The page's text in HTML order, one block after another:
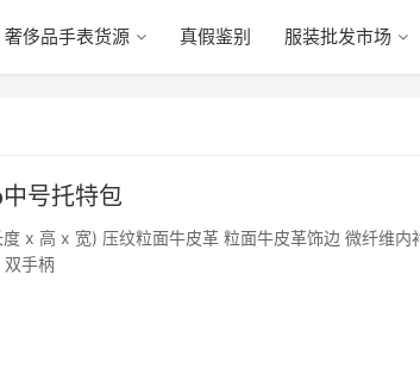
奢侈品手表货源 真假鉴别 服装批发市场
号托特包
x 高 x 宽) 压纹粒面牛皮革 粒面牛皮革饰边 微纤维内
双手柄